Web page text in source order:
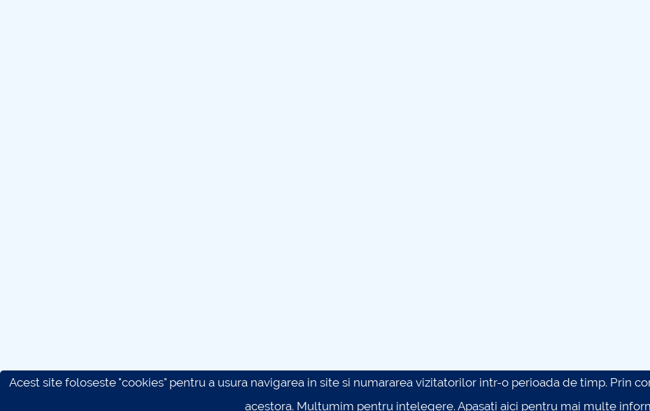
Acest site foloseste "cookies" pentru a usura navigarea in site si numararea vizitatorilor intr-o perioada de timp. Prin
acestora. Multumim pentru intelegere.Apasati aici pentru mai multe